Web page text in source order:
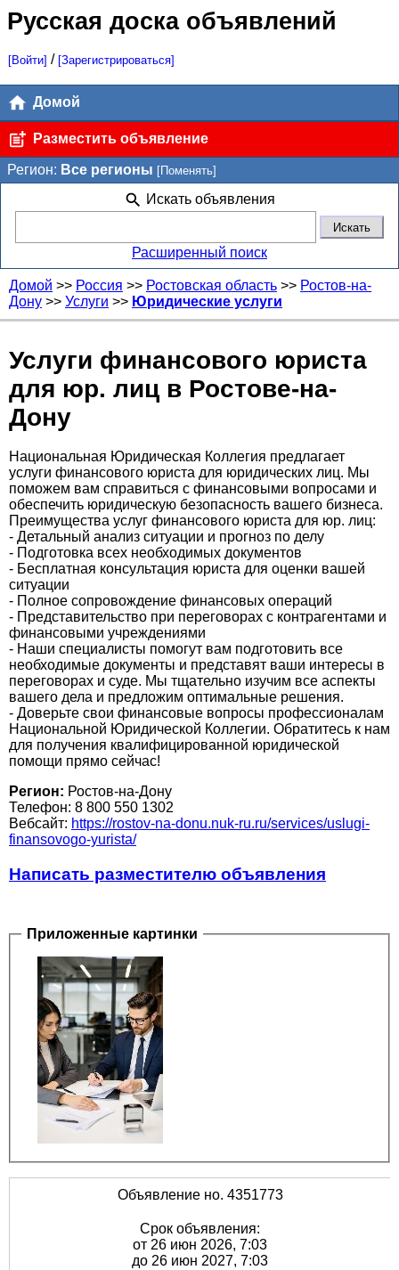
Русская доска объявлений
[Войти] / [Зарегистрироваться]
Домой
Разместить объявление
Регион: Все регионы [Поменять]
Искать объявления
Расширенный поиск
Домой >> Россия >> Ростовская область >> Ростов-на-
Дону >> Услуги >> Юридические услуги
Услуги финансового юриста
для юр. лиц в Ростове-на-
Дону
Национальная Юридическая Коллегия предлагает
услуги финансового юриста для юридических лиц. Мы
поможем вам справиться с финансовыми вопросами и
обеспечить юридическую безопасность вашего бизнеса.
Преимущества услуг финансового юриста для юр. лиц:
- Детальный анализ ситуации и прогноз по делу
- Подготовка всех необходимых документов
- Бесплатная консультация юриста для оценки вашей
ситуации
- Полное сопровождение финансовых операций
- Представительство при переговорах с контрагентами и
финансовыми учреждениями
- Наши специалисты помогут вам подготовить все
необходимые документы и представят ваши интересы в
переговорах и суде. Мы тщательно изучим все аспекты
вашего дела и предложим оптимальные решения.
- Доверьте свои финансовые вопросы профессионалам
Национальной Юридической Коллегии. Обратитесь к нам
для получения квалифицированной юридической
помощи прямо сейчас!
Регион: Ростов-на-Дону
Телефон: 8 800 550 1302
Вебсайт: https://rostov-na-donu.nuk-ru.ru/services/uslugi-
finansovogo-yurista/
Написать разместителю объявления
Приложенные картинки
Объявление но. 4351773
Срок объявления:
от 26 июн 2026, 7:03
до 26 июн 2027, 7:03